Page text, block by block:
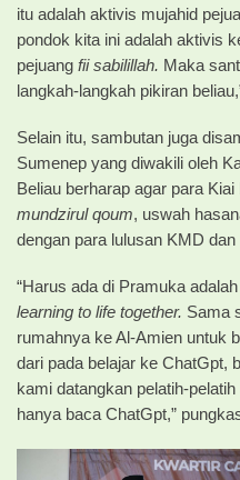
itu adalah aktivis mujahid
pondok kita ini adalah aktivis
pejuang fii sabilillah. Maka
langkah-langkah pikiran
Selain itu, sambutan juga
Sumenep yang diwakili oleh
Beliau berharap agar para
mundzirul qoum, uswah
dengan para lulusan KMD dan
“Harus ada di Pramuka adalah
learning to life together. Sama
rumahnya ke Al-Amien untuk
dari pada belajar ke ChatGpt,
kami datangkan pelatih-
hanya baca ChatGpt,”